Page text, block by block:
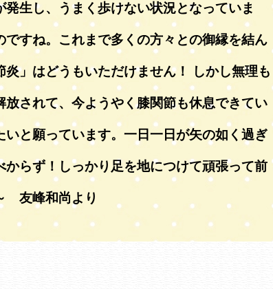
生し、うまく歩けない状況となっていま
すね。これまで多くの方々との御縁を結ん
」はどうもいただけません！ しかし無理も
されて、今ようやく膝関節も休息できてい
と願っています。一日一日が矢の如く過ぎ
らず！しっかり足を地につけて頑張って前
友峰和尚より